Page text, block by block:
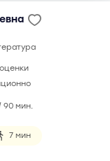
90 мин.
7 мин